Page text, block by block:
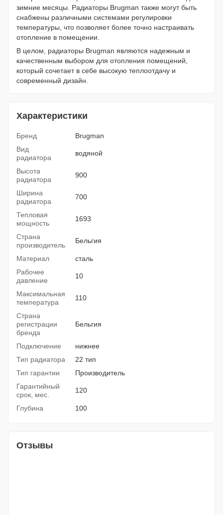
зимние месяцы. Радиаторы Brugman также могут быть
снабжены различными системами регулировки
температуры, что позволяет более точно настраивать
отопление в помещении.
В целом, радиаторы Brugman являются надежным и
качественным выбором для отопления помещений,
который сочетает в себе высокую теплоотдачу и
современный дизайн.
Характеристики
Бренд
Brugman
Вид
радиатора
водяной
Высота
радиатора
900
Ширина
радиатора
700
Тепловая
мощность
1693
Страна
производитель
Бельгия
Материал
сталь
Рабочее
давление
10
Максимальная
температура
110
Страна
регистрации
бренда
Бельгия
Подключение
нижнее
Тип радиатора
22 тип
Тип гарантии
Производитель
Гарантийный
срок, мес.
120
Глубина 100
Отзывы